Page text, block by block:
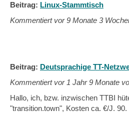
Beitrag: Linux-Stammtisch
Kommentiert vor9 Monate 3
Beitrag: Deutsprachige TT-
Kommentiert vor 1 Jahr 9 Monate
Hallo, ich, bzw. inzwischen TTBI
"transition.town", Kosten ca. €/J.